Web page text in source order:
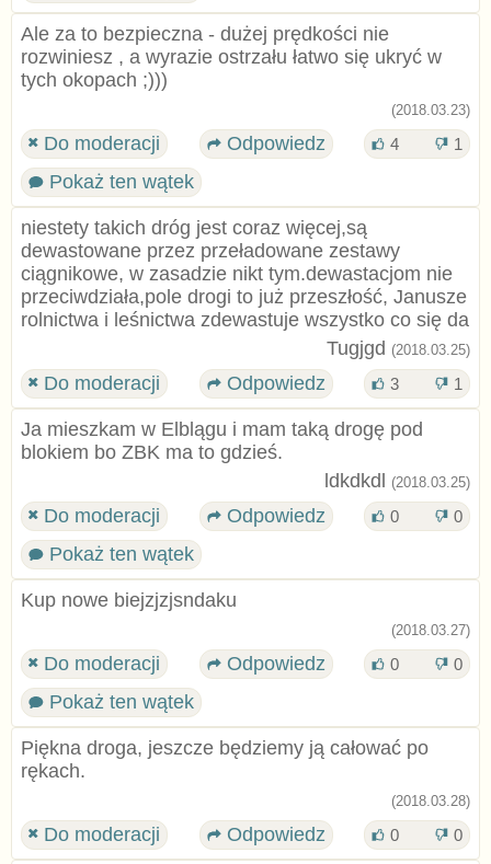
Ale za to bezpieczna - dużej prędkości nie
rozwiniesz , a wyrazie ostrzału łatwo się ukryć w
tych okopach ;)))
(2018.03.23)
Do moderacji Odpowiedz 4 1
Pokaż ten wątek
niestety takich dróg jest coraz więcej,są
dewastowane przez przeładowane zestawy
ciągnikowe, w zasadzie nikt tym.dewastacjom nie
przeciwdziała,pole drogi to już przeszłość, Janusze
rolnictwa i leśnictwa zdewastuje wszystko co się da
Tugjgd (2018.03.25)
Do moderacji Odpowiedz 3 1
Ja mieszkam w Elblągu i mam taką drogę pod
blokiem bo ZBK ma to gdzieś.
ldkdkdl (2018.03.25)
Do moderacji Odpowiedz 0 0
Pokaż ten wątek
Kup nowe biejzjzjsndaku
(2018.03.27)
Do moderacji Odpowiedz 0 0
Pokaż ten wątek
Piękna droga, jeszcze będziemy ją całować po
rękach.
(2018.03.28)
Do moderacji Odpowiedz 0 0